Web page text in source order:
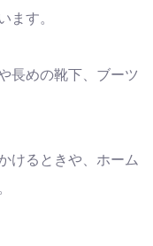
ます。
長めの靴下、ブーツ
けるときや、ホーム